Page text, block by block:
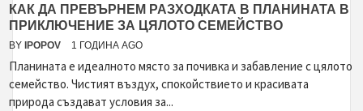
КАК ДА ПРЕВЪРНЕМ РАЗХОДКАТА В ПЛАНИНАТА В
ПРИКЛЮЧЕНИЕ ЗА ЦЯЛОТО СЕМЕЙСТВО
BY IPOPOV 1 ГОДИНА AGO
Планината е идеалното място за почивка и забавление с цялото
семейство. Чистият въздух, спокойствието и красивата
природа създават условия за...